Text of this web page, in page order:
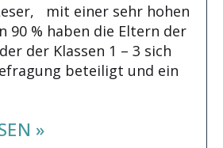
mit einer sehr hohen
90 % haben die Eltern der
der Klassen 1 – 3 sich
beteiligt und ein
»